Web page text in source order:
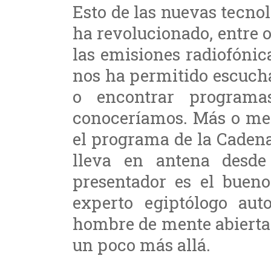
Esto de las nuevas
ha revolucionado, entre
las emisiones
nos ha permitido
o encontrar
conoceríamos. Más o
el programa de la
lleva en antena
presentador es el
experto egiptólogo
hombre de mente
un poco más allá.